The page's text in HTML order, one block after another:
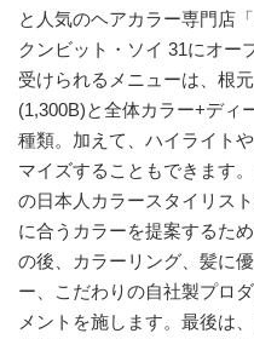
と人気のヘアカラー専門店
クンビット・ソイ 31にオー
受けられるメニューは、根
(1,300B)と全体カラー+ディ
種類。加えて、ハイライト
マイズすることもできます
の日本人カラースタイリス
に合うカラーを提案するた
の後、カラーリング、髪に
ー、こだわりの自社製プロ
メントを施します。最後は